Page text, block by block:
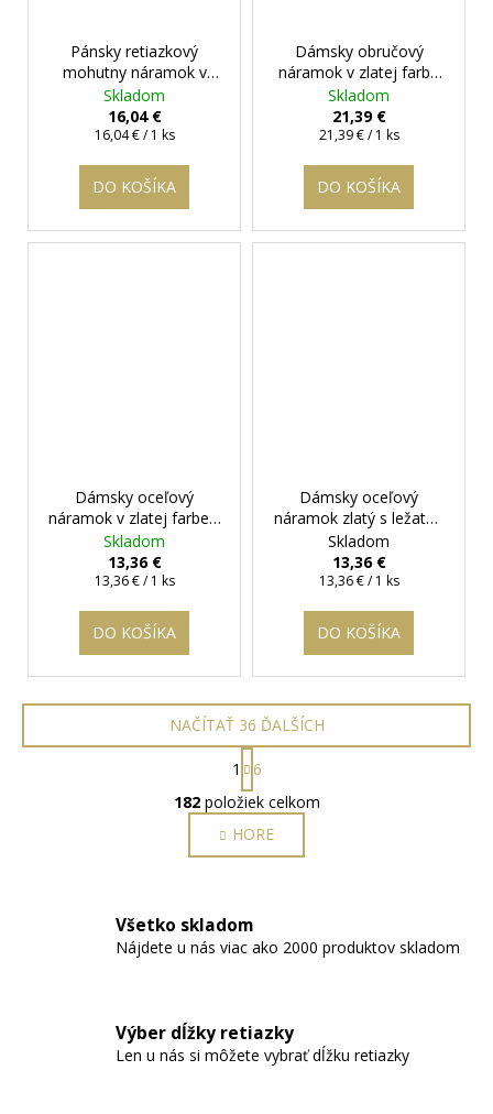
Pánsky retiazkový
mohutny náramok v
striebornom prevedení -
Benson -+ darčeková
krabička zadarmo
Skladom
16,04 €
Jednotková
16,04 € / 1 ks
DO KOŠÍKA
Dámsky obručový
náramok v zlatej farbe
Daria II.+ darčeková
krabička zadarmo
Skladom
21,39 €
Jednotková
21,39 € / 1 ks
DO KOŠÍKA
Dámsky oceľový
náramok v zlatej farbe s
pierkom+ darčeková
krabička zadarmo
Skladom
13,36 €
Jednotková
13,36 € / 1 ks
DO KOŠÍKA
Dámsky oceľový
náramok zlatý s ležatou
osmičkou - Tammi
darčeková krabička
zadarmo
Skladom
13,36 €
Jednotková
13,36 € / 1 ks
DO KOŠÍKA
O
v
l
á
c
i
r
v
NAČÍTAŤ 36 ĎALŠÍCH
S
t
r
á
n
k
a
n
1
6
182položiek celkom
HORE
Všetko skladom
Nájdete u nás viac ako 2000 produktov skladom
Výber dĺžky retiazky
Len u nás si môžete vybrať dĺžku retiazky